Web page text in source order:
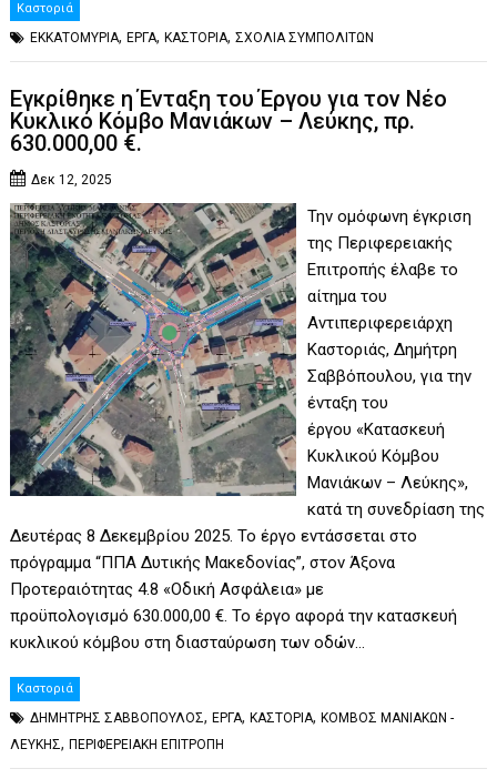
Καστοριά
ΕΚΚΑΤΟΜΥΡΙΑ,ΕΡΓΑ,ΚΑΣΤΟΡΙΑ,ΣΧΟΛΙΑ ΣΥΜΠΟΛΙΤΩΝ
Εγκρίθηκε η Ένταξη του Έργου για τον Νέο
Κυκλικό Κόμβο Μανιάκων – Λεύκης, πρ.
630.000,00 €.
Δεκ 12, 2025
Την ομόφωνη έγκριση
της Περιφερειακής
Επιτροπής έλαβε το
αίτημα του
Αντιπεριφερειάρχη
Καστοριάς, Δημήτρη
Σαββόπουλου, για την
ένταξη του
έργου «Κατασκευή
Κυκλικού Κόμβου
Μανιάκων – Λεύκης»,
κατά τη συνεδρίαση της
Δευτέρας 8 Δεκεμβρίου 2025. Το έργο εντάσσεται στο
πρόγραμμα “ΠΠΑ Δυτικής Μακεδονίας”, στον Άξονα
Προτεραιότητας 4.8 «Οδική Ασφάλεια» με
προϋπολογισμό 630.000,00 €. Το έργο αφορά την κατασκευή
κυκλικού κόμβου στη διασταύρωση των οδών…
Καστοριά
ΔΗΜΗΤΡΗΣ ΣΑΒΒΟΠΟΥΛΟΣ,ΕΡΓΑ,ΚΑΣΤΟΡΙΑ,ΚΟΜΒΟΣ ΜΑΝΙΑΚΩΝ -
ΛΕΥΚΗΣ,ΠΕΡΙΦΕΡΕΙΑΚΗ ΕΠΙΤΡΟΠΗ